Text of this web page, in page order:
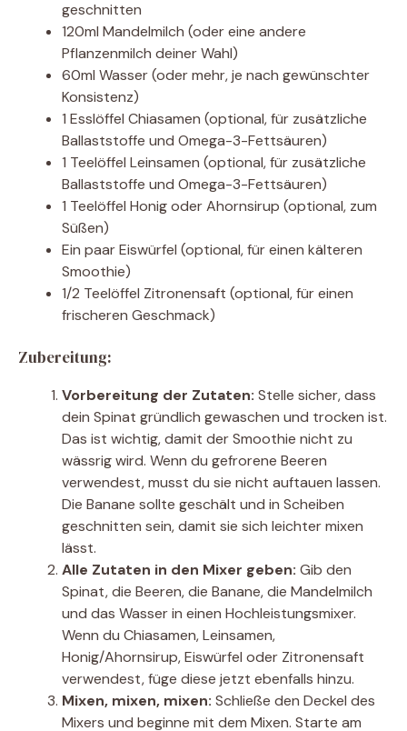
geschnitten
120ml Mandelmilch (oder eine andere
Pflanzenmilch deiner Wahl)
60ml Wasser (oder mehr, je nach gewünschter
Konsistenz)
1 Esslöffel Chiasamen (optional, für zusätzliche
Ballaststoffe und Omega-3-Fettsäuren)
1 Teelöffel Leinsamen (optional, für zusätzliche
Ballaststoffe und Omega-3-Fettsäuren)
1 Teelöffel Honig oder Ahornsirup (optional, zum
Süßen)
Ein paar Eiswürfel (optional, für einen kälteren
Smoothie)
1/2 Teelöffel Zitronensaft (optional, für einen
frischeren Geschmack)
Zubereitung:
Vorbereitung der Zutaten: Stelle sicher, dass
dein Spinat gründlich gewaschen und trocken ist.
Das ist wichtig, damit der Smoothie nicht zu
wässrig wird. Wenn du gefrorene Beeren
verwendest, musst du sie nicht auftauen lassen.
Die Banane sollte geschält und in Scheiben
geschnitten sein, damit sie sich leichter mixen
lässt.
Alle Zutaten in den Mixer geben: Gib den
Spinat, die Beeren, die Banane, die Mandelmilch
und das Wasser in einen Hochleistungsmixer.
Wenn du Chiasamen, Leinsamen,
Honig/Ahornsirup, Eiswürfel oder Zitronensaft
verwendest, füge diese jetzt ebenfalls hinzu.
Mixen, mixen, mixen: Schließe den Deckel des
Mixers und beginne mit dem Mixen. Starte am